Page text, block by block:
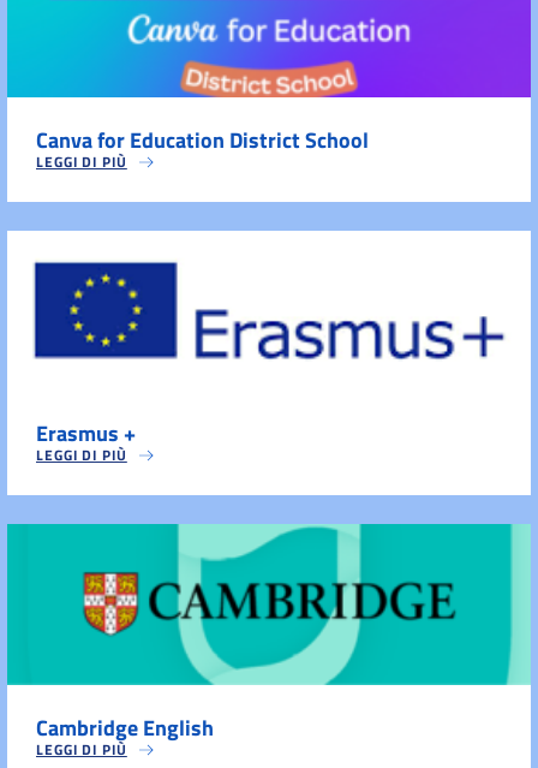
Canva for Education District School
LEGGI DI PIÙ
Erasmus +
LEGGI DI PIÙ
Cambridge English
LEGGI DI PIÙ